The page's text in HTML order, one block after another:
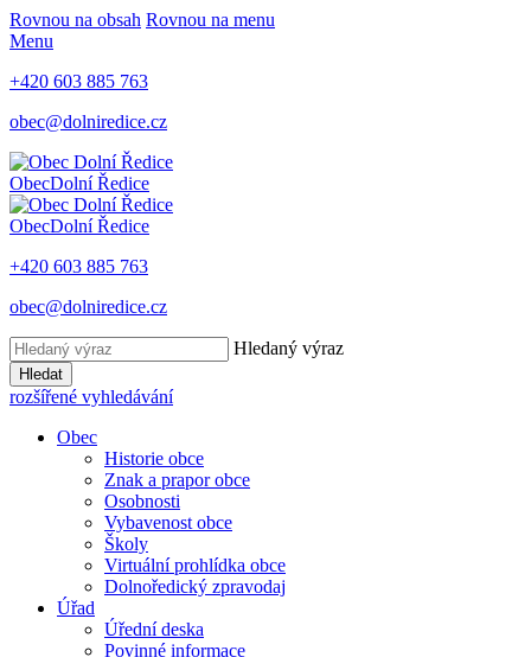
Rovnou na obsah Rovnou na menu
Menu
+420 603 885 763
obec@dolniredice.cz
ObecDolní Ředice
ObecDolní Ředice
+420 603 885 763
obec@dolniredice.cz
Hledaný výraz
Hledat
rozšířené vyhledávání
Obec
Historie obce
Znak a prapor obce
Osobnosti
Vybavenost obce
Školy
Virtuální prohlídka obce
Dolnoředický zpravodaj
Úřad
Úřední deska
Povinné informace